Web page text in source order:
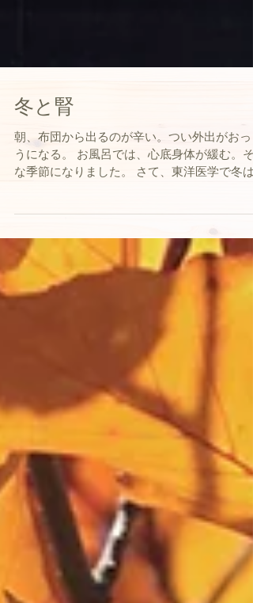
冬と腎
朝、布団から出るのが辛い。つい外出がおっ
な季節になりました。 さて、東洋医学で冬は
炎、透析など比較的重い病気を思い浮かべる
も多いと思いますが、...